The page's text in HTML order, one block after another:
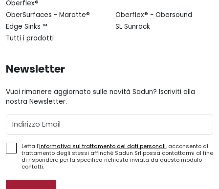
Oberflex®
OberSurfaces - Marotte®
Oberflex® - Obersound
Edge Sinks ™
SL Sunrock
Tutti i prodotti
Newsletter
Vuoi rimanere aggiornato sulle novità Sadun? Iscriviti alla
nostra Newsletter.
Email
Letta l'informativa sul trattamento dei dati personali, acconsento al
trattamento degli stessi affinché Sadun Srl possa contattarmi al fine
di rispondere per la specifica richiesta inviata da questo modulo
contatti.